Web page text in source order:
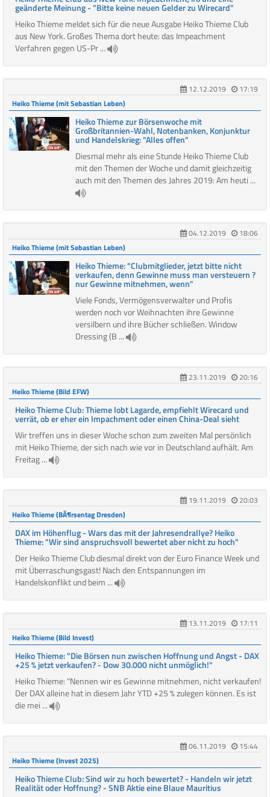
geänderte Meinung - "Bitte keine neuen Gelder zu Wirecard"
Heiko Thieme meldet sich für die neue Ausgabe Heiko Thieme Club
aus New York. Großes Thema dort heute: das Impeachment
Verfahren gegen US-Pr ...
12.12.2019
17:19
Heiko Thieme (mit Sebastian Leben)
Heiko Thieme zur Börsenwoche mit
Großbritannien-Wahl, Notenbanken, Konjunktur
und Handelskrieg: "Alles offen"
Diesmal mehr als eine Stunde Heiko Thieme Club
mit den Themen der Woche und damit gleichzeitig
auch mit den Themen des Jahres 2019: Am heuti ...
04.12.2019
18:06
Heiko Thieme (mit Sebastian Leben)
Heiko Thieme: "Clubmitglieder, jetzt bitte nicht
verkaufen, denn Gewinne muss man versteuern ?
nur Gewinne mitnehmen, wenn"
Viele Fonds, Vermögensverwalter und Profis
werden noch vor Weihnachten ihre Gewinne
versilbern und ihre Bücher schließen. Window
Dressing (B ...
23.11.2019
20:16
Heiko Thieme (Bild EFW)
Heiko Thieme Club: Thieme lobt Lagarde, empfiehlt Wirecard und
verrät, ob er eher ein Impachment oder einen China-Deal sieht
Wir treffen uns in dieser Woche schon zum zweiten Mal persönlich
mit Heiko Thieme, der sich nach wie vor in Deutschland aufhält. Am
Freitag ...
19.11.2019
20:03
Heiko Thieme (BÃ¶rsentag Dresden)
DAX im Höhenflug - Wars das mit der Jahresendrallye? Heiko
Thieme: "Wir sind anspruchsvoll bewertet aber nicht zu hoch"
Der Heiko Thieme Club diesmal direkt von der Euro Finance Week und
mit Überraschungsgast! Nach den Entspannungen im
Handelskonflikt und beim ...
13.11.2019
17:11
Heiko Thieme (Bild Invest)
Heiko Thieme: "Die Börsen nun zwischen Hoffnung und Angst - DAX
+25 % jetzt verkaufen? - Dow 30.000 nicht unmöglich!"
Heiko Thieme: "Nennen wir es Gewinne mitnehmen, nicht verkaufen!
Der DAX alleine hat in diesem Jahr YTD +25 % zulegen können. Es ist
die mei ...
06.11.2019
15:44
Heiko Thieme (Invest 2025)
Heiko Thieme Club: Sind wir zu hoch bewertet? - Handeln wir jetzt
Realität oder Hoffnung? - SNB Aktie eine Blaue Mauritius